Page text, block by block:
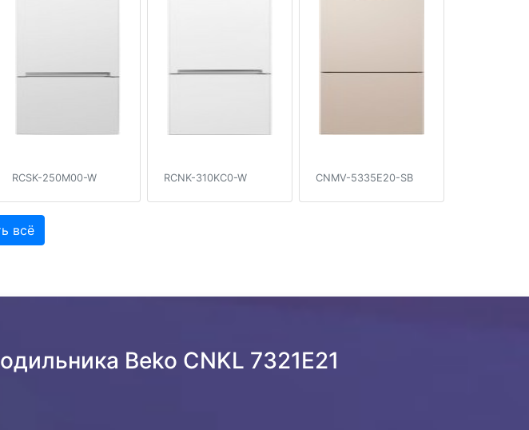
RCSK-250M00-W RCNK-310KC0-W CNMV-5335E20-SB
всё
Beko CNKL 7321E21